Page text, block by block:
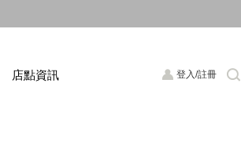
登入/註冊
店點資訊